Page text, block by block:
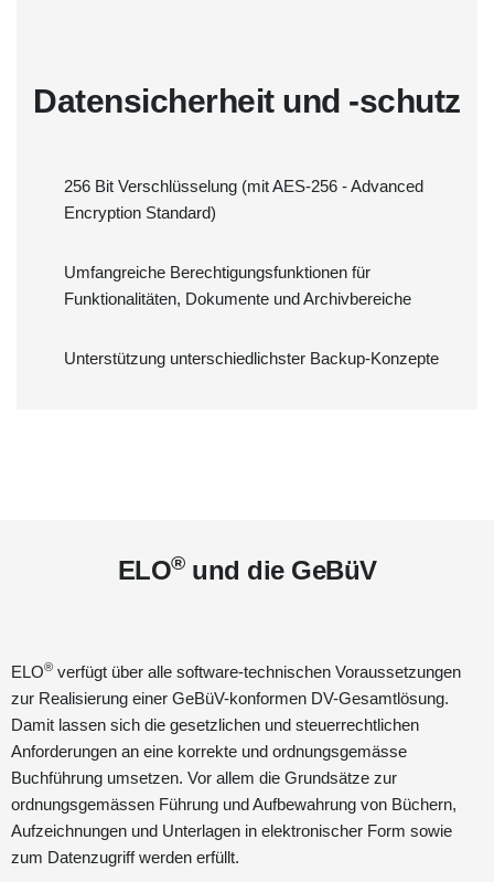
Datensicherheit und -schutz
256 Bit Verschlüsselung (mit AES-256 - Advanced
Encryption Standard)
Umfangreiche Berechtigungsfunktionen für
Funktionalitäten, Dokumente und Archivbereiche
Unterstützung unterschiedlichster Backup-Konzepte
ELO®und die GeBüV
ELO® verfügt über alle software-technischen Voraussetzungen
zur Realisierung einer GeBüV-konformen DV-Gesamtlösung.
Damit lassen sich die gesetzlichen und steuerrechtlichen
Anforderungen an eine korrekte und ordnungsgemässe
Buchführung umsetzen. Vor allem die Grundsätze zur
ordnungsgemässen Führung und Aufbewahrung von Büchern,
Aufzeichnungen und Unterlagen in elektronischer Form sowie
zum Datenzugriff werden erfüllt.